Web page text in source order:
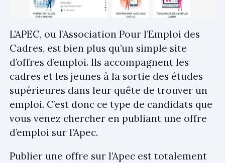
L’APEC, ou l’Association Pour l’Emploi des
Cadres, est bien plus qu’un simple site
d’offres d’emploi. Ils accompagnent les
cadres et les jeunes à la sortie des études
supérieures dans leur quête de trouver un
emploi. C’est donc ce type de candidats que
vous venez chercher en publiant une offre
d’emploi sur l’Apec.
Publier une offre sur l’Apec est totalement